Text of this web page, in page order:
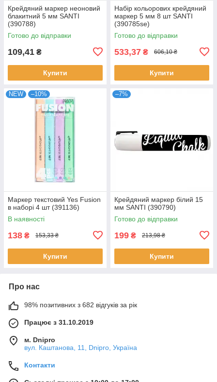
Крейдяний маркер неоновий
блакитний 5 мм SANTI
(390788)
Готово до відправки
109,41 ₴
Купити
Набір кольорових крейдяний
маркер 5 мм 8 шт SANTI
(390785se)
Готово до відправки
533,37 ₴ 606,10 ₴
Купити
NEW –10%
Маркер текстовий Yes Fusion
в наборі 4 шт (391136)
В наявності
138 ₴ 153,33 ₴
Купити
–7%
Крейдяний маркер білий 15
мм SANTI (390790)
Готово до відправки
199 ₴ 213,98 ₴
Купити
Про нас
98% позитивних з 682 відгуків за рік
Працює з 31.10.2019
м. Dnipro
вул. Каштанова, 11, Dnipro, Україна
Контакти